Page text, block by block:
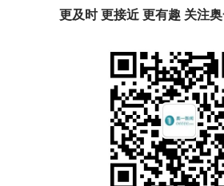
更及时 更接近 更有趣 关注